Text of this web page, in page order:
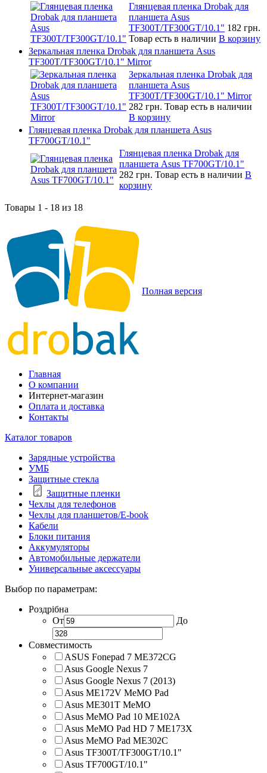
Глянцевая пленка Drobak для
планшета Asus
TF300T/TF300GT/10.1" 182 грн.
Товар есть в наличии В корзину
Зеркальная пленка Drobak для планшета Asus
TF300T/TF300GT/10.1" Mirror
Зеркальная пленка Drobak для
планшета Asus
TF300T/TF300GT/10.1" Mirror
282 грн. Товар есть в наличии
В корзину
Глянцевая пленка Drobak для планшета Asus
TF700GT/10.1"
Глянцевая пленка Drobak для
планшета Asus TF700GT/10.1"
282 грн. Товар есть в наличии В
корзину
Товары 1 - 18 из 18
Полная версия
Главная
О компании
Интернет-магазин
Оплата и доставка
Контакты
Каталог товаров
Зарядные устройства
УМБ
Защитные стекла
Защитные пленки
Чехлы для телефонов
Чехлы для планшетов/E-book
Кабели
Блоки питания
Аккумуляторы
Автомобильные держатели
Универсальные аксессуары
Выбор по параметрам:
Роздрібна
От
До
Совместимость
ASUS Fonepad 7 ME372CG
Asus Google Nexus 7
Asus Google Nexus 7 (2013)
Asus ME172V MeMO Pad
Asus ME301T MeMO
Asus MeMO Pad 10 ME102A
Asus MeMO Pad HD 7 ME173X
Asus MeMO Pad ME302C
Asus TF300T/TF300GT/10.1"
Asus TF700GT/10.1"